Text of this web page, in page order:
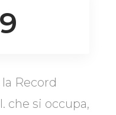
Record
che si occupa,